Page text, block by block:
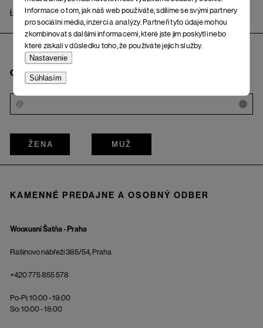
Informace o tom, jak náš web používáte, sdílíme se svými partnery
pro sociální média, inzerci a analýzy. Partneři tyto údaje mohou
zkombinovat s dalšími informacemi, které jste jim poskytli nebo
které získali v důsledku toho, že používáte jejich služby.
Nastavenie
Súhlasím
info@woox.sk Kontakt
Chcem odoberať bulletin
i
ŽENA MUŽ
KAMENNÉ PREDAJNE A OSOBNÝ ODBER
Wooxusní Šatňa - Praha
Rašínovo nábřeží 385/54, Praha
+420 775 855 578
Po-Pi: 10:00 - 19:00
So: 10:00 - 18:00